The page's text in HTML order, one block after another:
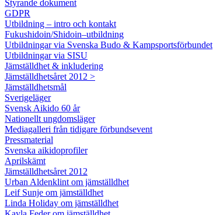
Styrande dokument
GDPR
Utbildning – intro och kontakt
Fukushidoin/Shidoin–utbildning
Utbildningar via Svenska Budo & Kampsportsförbundet
Utbildningar via SISU
Jämställdhet & inkludering
Jämställdhetsåret 2012 >
Jämställdhetsmål
Sverigeläger
Svensk Aikido 60 år
Nationellt ungdomsläger
Mediagalleri från tidigare förbundsevent
Pressmaterial
Svenska aikidoprofiler
Aprilskämt
Jämställdhetsåret 2012
Urban Aldenklint om jämställdhet
Leif Sunje om jämställdhet
Linda Holiday om jämställdhet